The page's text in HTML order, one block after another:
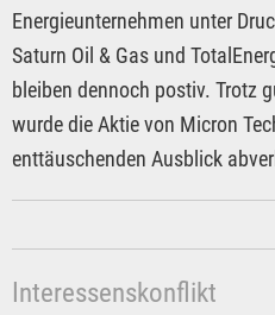
Energieunternehmen unter
Saturn Oil & Gas und
bleiben dennoch postiv. Trotz
wurde die Aktie von Micron
enttäuschenden Ausblick
Interessenskonflikt